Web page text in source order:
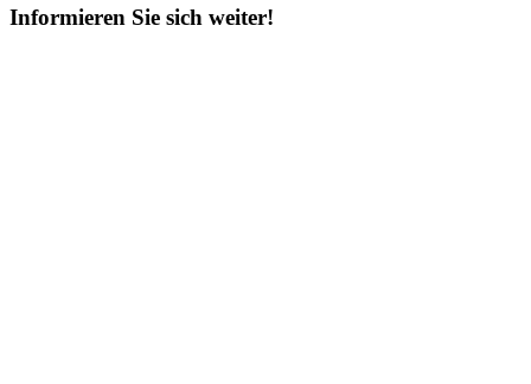
Informieren Sie sich weiter!